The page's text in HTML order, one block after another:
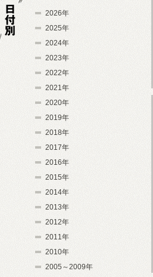
2026年
2025年
2024年
2023年
2022年
2021年
2020年
2019年
2018年
2017年
2016年
2015年
2014年
2013年
2012年
2011年
2010年
2005～2009年